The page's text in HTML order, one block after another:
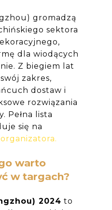
gromadzą
sektora
dla wiodących
Z biegiem lat
zakres,
dostaw i
rozwiązania
Pełna lista
się na
warto
w targach?
2024 to